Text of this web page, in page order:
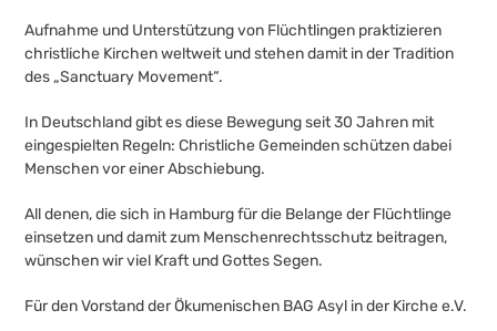
Aufnahme und Unterstützung von Flüchtlingen praktizieren
christliche Kirchen weltweit und stehen damit in der Tradition
des „Sanctuary Movement“.
In Deutschland gibt es diese Bewegung seit 30 Jahren mit
eingespielten Regeln: Christliche Gemeinden schützen dabei
Menschen vor einer Abschiebung.
All denen, die sich in Hamburg für die Belange der Flüchtlinge
einsetzen und damit zum Menschenrechtsschutz beitragen,
wünschen wir viel Kraft und Gottes Segen.
Für den Vorstand der Ökumenischen BAG Asyl in der Kirche e.V.